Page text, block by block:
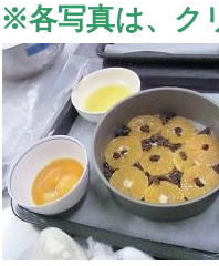
※各写真は、ク